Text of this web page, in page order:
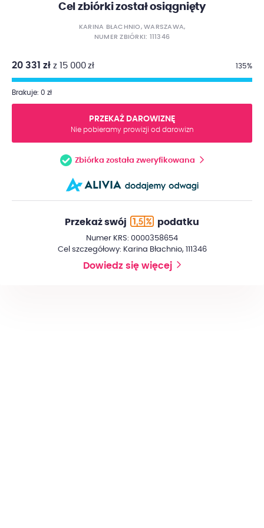
Cel zbiórki został osiągnięty
KARINA BŁACHNIO, WARSZAWA,
NUMER ZBIÓRKI: 111346
20 331 zł z 15 000 zł 135%
Brakuje: 0 zł
PRZEKAŻ DAROWIZNĘ
Nie pobieramy prowizji od darowizn
Zbiórka została zweryfikowana
Przekaż swój podatku
Numer KRS: 0000358654
Cel szczegółowy: Karina Błachnio, 111346
Dowiedz się więcej